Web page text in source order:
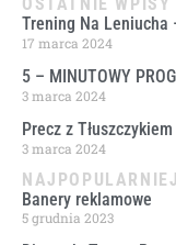
Trening Na Leniucha
17 marca 2024
5 – MINUTOWY
3 marca 2024
Precz z
3 marca 2024
Banery reklamowe
5 grudnia 2023